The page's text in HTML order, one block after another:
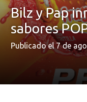
Bilz y Pap
sabores
Publicado el 7 de